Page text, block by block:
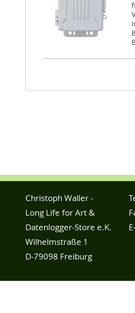
Christoph Waller -
Long Life for Art &
Datenlogger-Store e.K.
Wilhelmstraße 1
D-79098 Freiburg